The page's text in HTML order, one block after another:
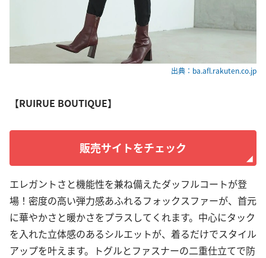
出典：ba.afl.rakuten.co.jp
【RUIRUE BOUTIQUE】
販売サイトをチェック
エレガントさと機能性を兼ね備えたダッフルコートが登
場！密度の高い弾力感あふれるフォックスファーが、首元
に華やかさと暖かさをプラスしてくれます。中心にタック
を入れた立体感のあるシルエットが、着るだけでスタイル
アップを叶えます。トグルとファスナーの二重仕立てで防